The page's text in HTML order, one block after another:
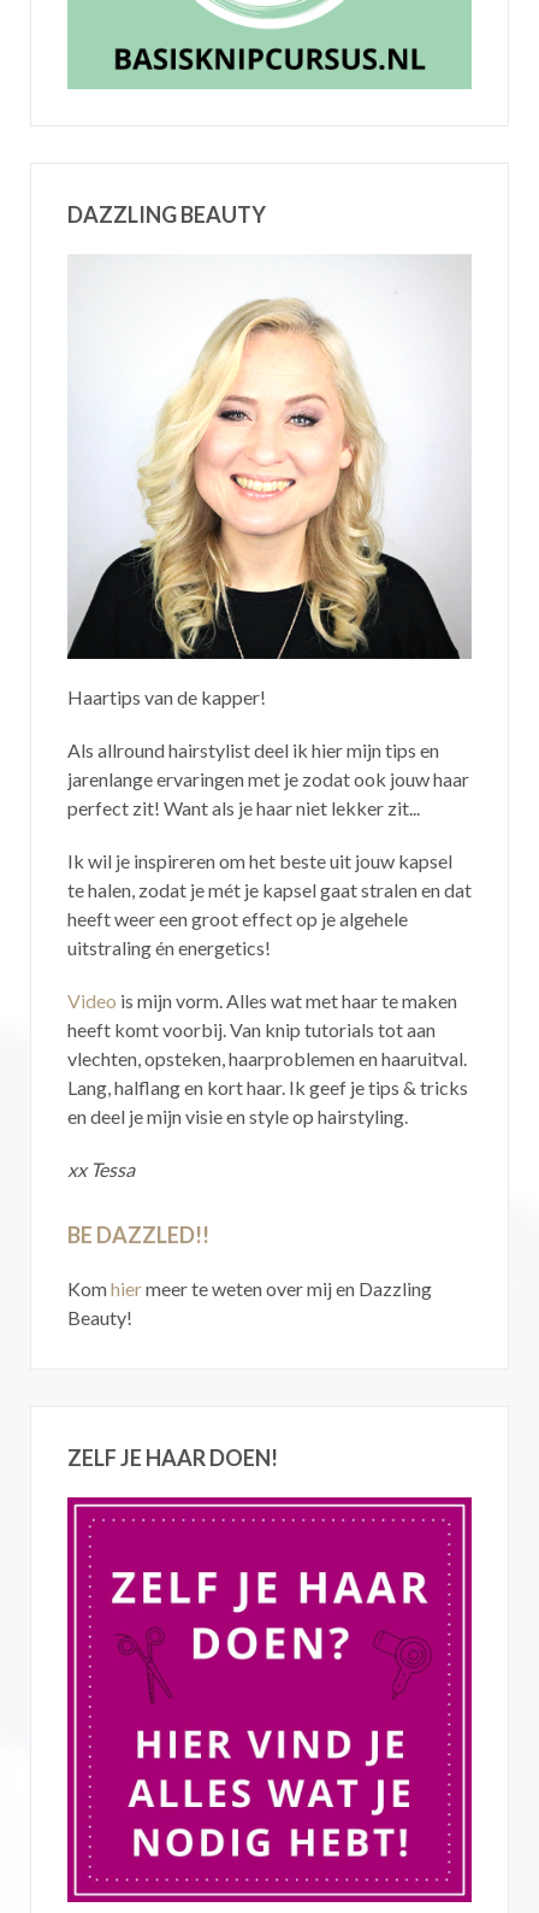
DAZZLING BEAUTY
Haartips van de kapper!
Als allround hairstylist deel ik hier mijn tips en
jarenlange ervaringen met je zodat ook jouw haar
perfect zit! Want als je haar niet lekker zit...
Ik wil je inspireren om het beste uit jouw kapsel
te halen, zodat je mét je kapsel gaat stralen en dat
heeft weer een groot effect op je algehele
uitstraling én energetics!
Video is mijn vorm. Alles wat met haar te maken
heeft komt voorbij. Van knip tutorials tot aan
vlechten, opsteken, haarproblemen en haaruitval.
Lang, halflang en kort haar. Ik geef je tips & tricks
en deel je mijn visie en style op hairstyling.
xx Tessa
BE DAZZLED!!
Komhiermeer te weten over mij en Dazzling
Beauty!
ZELF JE HAAR DOEN!